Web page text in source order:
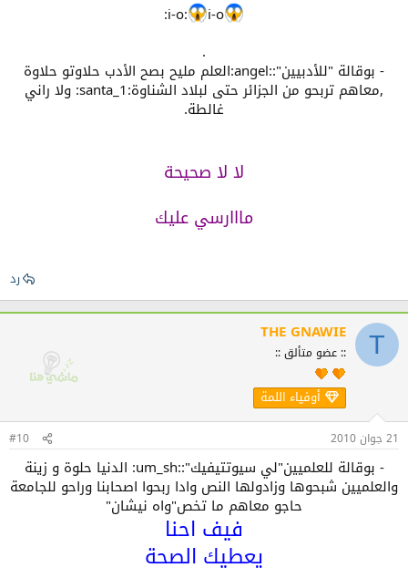
i-o:
i-o:
.
- بوقالة "للأدبيين"::angel:العلم مليح بصح الأدب حلاوتو حلاوة
,معاهم تربحو من الجزائر حتى لبلاد الشناوة:santa_1: ولا راني
غالطة.
لا لا صحيحة
مااارسي عليك
رد
T
THE GNAWIE
:: عضو متألق ::
أوفياء اللمة
21 جوان 2010 #10
- بوقالة للعلميين"لي سيوتتيفيك"::um_sh: الدنيا حلوة و زينة
والعلميين شبحوها وزادولها النص وادا ربحوا اصحابنا وراحو للجامعة
حاجو معاهم ما تخص"واه نيشان"
فيف احنا
يعطيك الصحة